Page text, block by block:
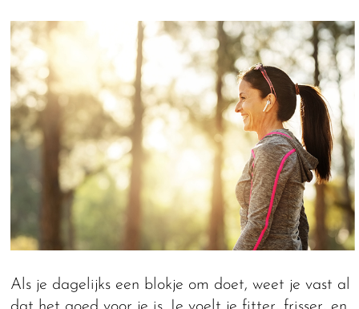
Als je dagelijks een blokje om doet, weet je vast al